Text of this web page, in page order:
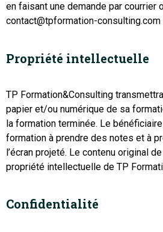
en faisant une demande par courrier
contact@tpformation-consulting.com
Propriété intellectuelle
TP Formation&Consulting
papier et/ou numérique de sa
la formation terminée. Le
formation à prendre des notes et à
l’écran projeté. Le contenu original
propriété intellectuelle de TP
Confidentialité